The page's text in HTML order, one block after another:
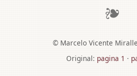
❧
© Marcelo Vicente
Original: pagina 1 ·